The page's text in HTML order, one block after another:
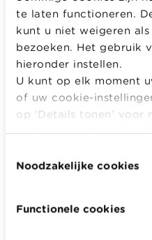
te laten functioneren.
kunt u niet weigeren
bezoeken. Het gebruik
hieronder instellen.
U kunt op elk moment
of uw cookie-
op ‘Details tonen’ voor
volledige cookiebeleid
Noodzakelijke cookies
Functionele cookies
terecht komt.
+ Het geld valt buiten je
overlijdt. Enkel de
voor het overlijden
Het is moeilijk om geld
halen of effecten te
gebeurt.
verlies je elke